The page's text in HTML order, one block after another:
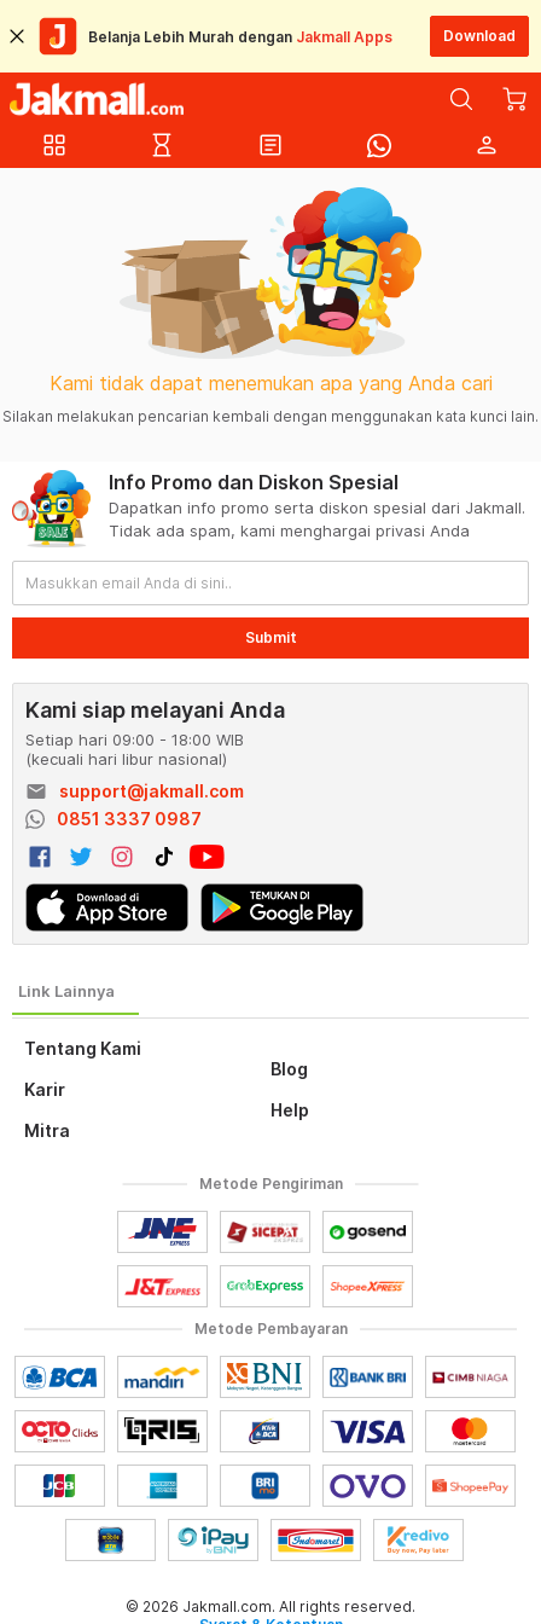
Belanja Lebih Murah dengan Jakmall Apps Download
grid_view hourglass_empty article person
Kami tidak dapat menemukan apa yang Anda cari
Silakan melakukan pencarian kembali dengan menggunakan kata kunci lain.
Tentang Kami
Karir
Mitra
Blog
Help
Info Promo dan Diskon Spesial
Dapatkan info promo serta diskon spesial dari Jakmall.
Tidak ada spam, kami menghargai privasi Anda
Submit
Kami siap melayani Anda
Setiap hari 09:00 - 18:00 WIB
(kecuali hari libur nasional)
email
support@jakmall.com
0851 3337 0987
Metode Pembayaran
Metode Pengiriman
© 2026 Jakmall.com. All rights reserved.